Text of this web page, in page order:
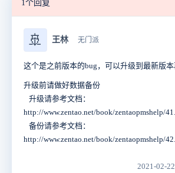
1个回复
🚢 王林 无门派
这个是之前版本的bug，可以升级到最新版
升级前请做好数据备份
升级请参考文档：
http://www.zentao.net/book/zentaopmshelp/
备份请参考文档：
http://www.zentao.net/book/zentaopmshelp/
2021-02-